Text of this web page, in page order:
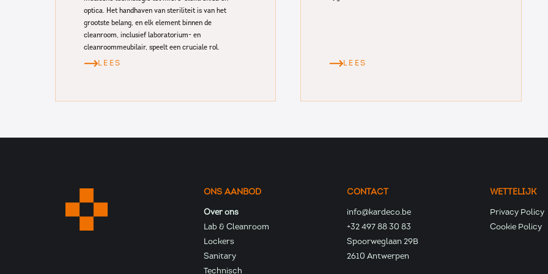
optica. Het handhaven van steriliteit is van het
grootste belang, en elk element binnen de
cleanroom, inclusief laboratorium- en
cleanroommeubilair, speelt een cruciale rol.
LEES LEES
ONS AANBOD
Over ons
Lab & Cleanroom
Lockers
Sanitary
Technisch
CONTACT
info@kardeco.be
+32 497 88 30 83
Spoorweglaan 29B
2610 Antwerpen
WETTELIJK
Privacy Policy
Cookie Policy